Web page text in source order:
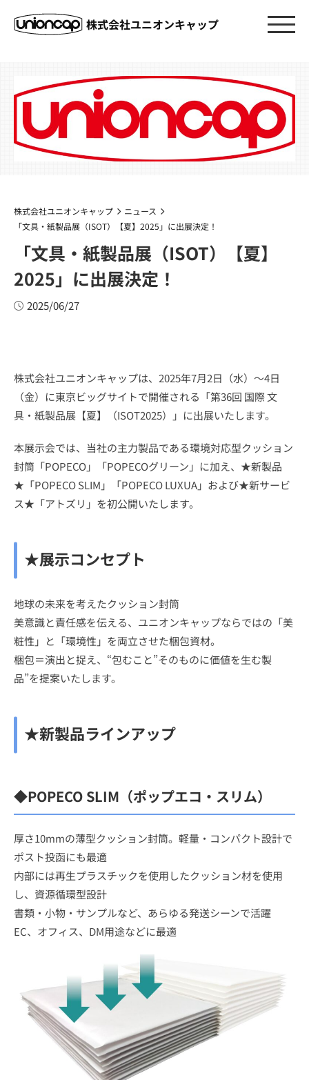
株式会社ユニオンキャップ
株式会社ユニオンキャップ
ニュース
「文具・紙製品展（ISOT）【夏】2025」に出展決定！
「文具・紙製品展（ISOT）【夏】
2025」に出展決定！
2025/06/27
株式会社ユニオンキャップは、2025年7月2日（水）～4日
（金）に東京ビッグサイトで開催される「第36回 国際 文
具・紙製品展【夏】（ISOT2025）」に出展いたします。
本展示会では、当社の主力製品である環境対応型クッション
封筒「POPECO」「POPECOグリーン」に加え、★新製品
★「POPECO SLIM」「POPECO LUXUA」および★新サービ
ス★「アトズリ」を初公開いたします。
★展示コンセプト
地球の未来を考えたクッション封筒
美意識と責任感を伝える、ユニオンキャップならではの「美
粧性」と「環境性」を両立させた梱包資材。
梱包＝演出と捉え、“包むこと”そのものに価値を生む製
品”を提案いたします。
★新製品ラインアップ
◆POPECO SLIM（ポップエコ・スリム）
厚さ10mmの薄型クッション封筒。軽量・コンパクト設計で
ポスト投函にも最適
内部には再生プラスチックを使用したクッション材を使用
し、資源循環型設計
書類・小物・サンプルなど、あらゆる発送シーンで活躍
EC、オフィス、DM用途などに最適